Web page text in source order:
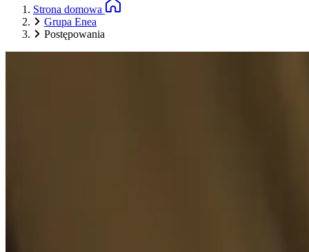
Strona domowa
Grupa Enea
Postępowania